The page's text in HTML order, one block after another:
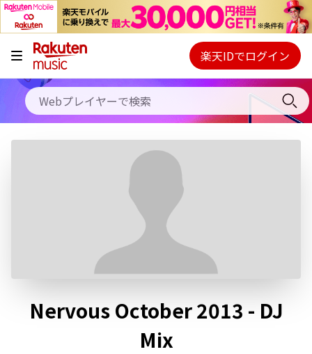
キャンペーン
料金プラン
使い方
Webプレイヤー
ご契約内容の確認・変更
楽天IDでログイン
Nervous October 2013 - DJ
Mix